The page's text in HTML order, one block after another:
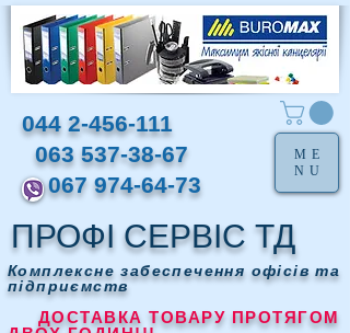
ПРОФІ СЕРВІС ТД
Комплексне забеспечення офісів та
підприємств
ДОСТАВКА ТОВАРУ ПРОТЯГОМ
044 2-456-111
063 537-38-67
067 974-64-73
ME
NU